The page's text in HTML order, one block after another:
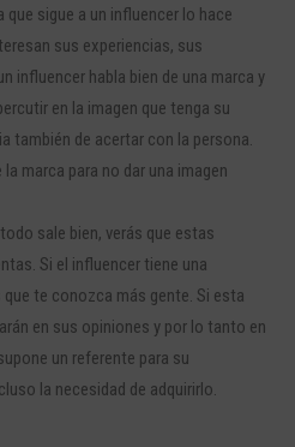
que sigue a un influencer lo hace
sus experiencias, sus
influencer habla bien de una marca y
en la imagen que tenga su
también de acertar con la persona.
marca para no dar una imagen
sale bien, verás que estas
Si el influencer tiene una
te conozca más gente. Si esta
en sus opiniones y por lo tanto en
un referente para su
la necesidad de adquirirlo.